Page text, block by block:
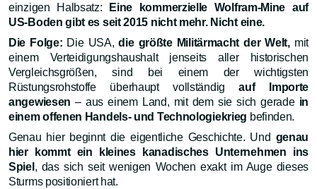
einzigen Halbsatz:
Eine kommerzielle Wolfram-Mine auf
US-Boden gibt es seit 2015 nicht mehr. Nicht eine.
Die Folge: Die USA,die größte Militärmacht der Welt,mit
einem Verteidigungshaushalt jenseits aller historischen
Vergleichsgrößen, sind bei einem der wichtigsten
Rüstungsrohstoffe überhaupt vollständigauf Importe
angewiesen – aus einem Land, mit dem sie sich gerade in
einem offenen Handels- und Technologiekrieg befinden.
Genau hier beginnt die eigentliche Geschichte. Und genau
hier kommt ein kleines kanadisches Unternehmen ins
Spiel , das sich seit wenigen Wochen exakt im Auge dieses
Sturms positioniert hat.